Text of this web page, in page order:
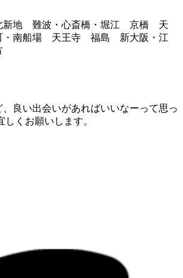
新地 難波・心斎橋・堀江 京橋 天
南船場 天王寺 福島 新大阪・江
良い出会いがあればいいなーって思っ
くお願いします。